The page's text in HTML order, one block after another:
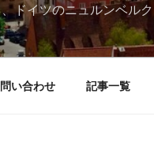
ドイツのニュルンベル
い合わせ 記事一覧